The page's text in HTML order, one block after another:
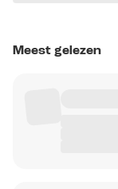
Meest gelezen